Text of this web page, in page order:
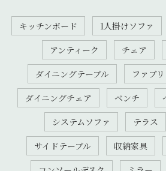
キッチンボード 1人掛けソファ
アンティーク
チェア
ダイニングテーブル
ファブ
ダイニングチェア
ベンチ
システムソファ
テラス
サイドテーブル
収納家具